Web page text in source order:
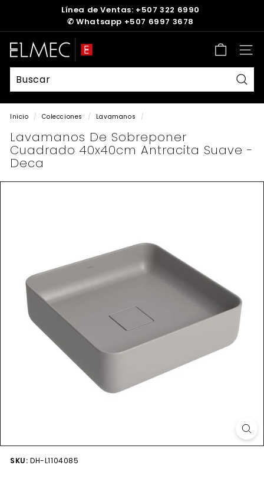
diapositivas
pausa
Línea de Ventas: +507 322 6990
✆ Whatsapp +507 6997 3678
E
L
M
E
C
Inicio / Colecciones / Lavamanos /
Lavamanos De Sobreponer
Cuadrado 40x40cm Antracita Suave -
Deca
SKU: DH-L1104085